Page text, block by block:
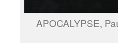
APOCALYPSE,